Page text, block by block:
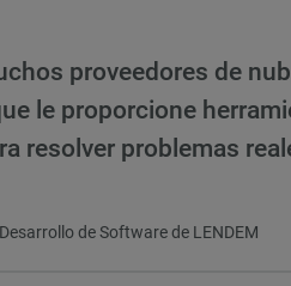
proveedores de
le proporcione
resolver problemas
de Software de LENDEM